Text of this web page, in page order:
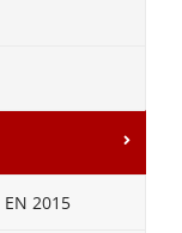
EN 2015